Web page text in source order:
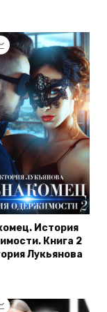
История
Книга 2
Лукьянова